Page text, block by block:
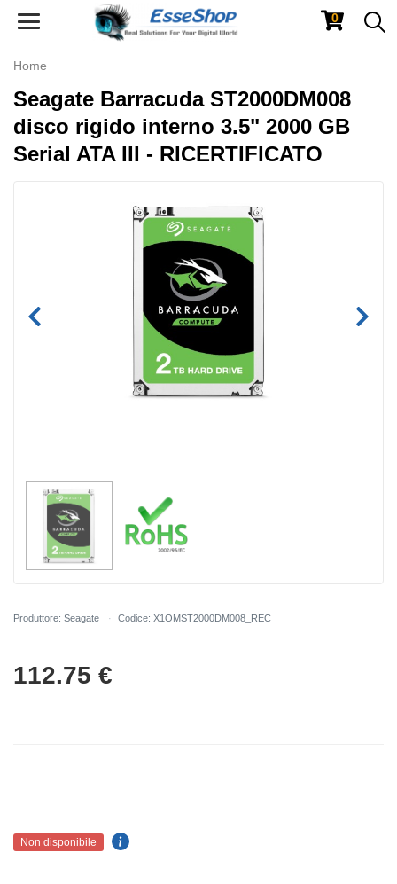
Toggle
0
Home
Seagate Barracuda ST2000DM008
disco rigido interno 3.5" 2000 GB
Serial ATA III - RICERTIFICATO
Produttore: Seagate Codice: X1OMST2000DM008_REC
112.75 €
Non disponibile